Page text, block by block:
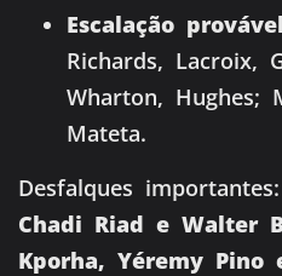
Escalação
Richards, Lacroix,
Wharton, Hughes;
Mateta.
Desfalques importantes:
Chadi Riad e Walter
Kporha, Yéremy Pino